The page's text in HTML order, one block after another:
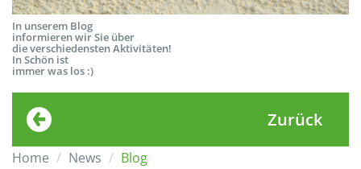
In unserem Blog
informieren wir Sie über
die verschiedensten Aktivitäten!
In Schön ist
immer was los :)
Zurück
Home News Blog